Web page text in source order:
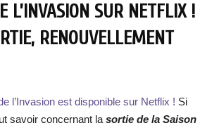
L’INVASION SUR NETFLIX !
RENOUVELLEMENT
l’Invasion est disponible sur Netflix ! Si
savoir concernant la sortie de la Saison